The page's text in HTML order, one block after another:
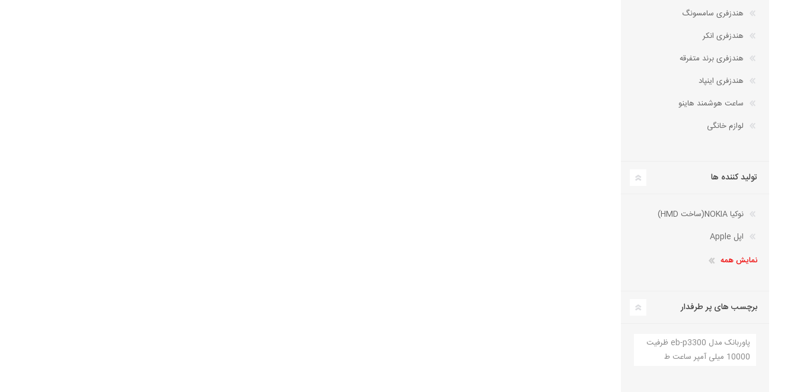
ساعت هوشمند
هندزفری سامسونگ
هندزفری انکر
هندزفری برند متفرقه
هندزفری اینپاد
ساعت هوشمند هاینو
لوازم خانگی
تولید کننده ها
نوکیا NOKIA(ساخت HMD)
اپل Apple
نمایش همه
برچسب های پر طرفدار
پاوربانک مدل eb-p3300 ظرفیت
10000 میلی آمپر ساعت ط